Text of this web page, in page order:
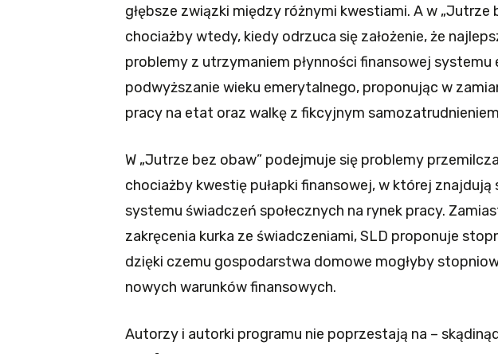
głębsze związki między różnymi kwestiami. A w „Jutrze
chociażby wtedy, kiedy odrzuca się założenie, że
problemy z utrzymaniem płynności finansowej systemu
podwyższanie wieku emerytalnego, proponując w
pracy na etat oraz walkę z fikcyjnym
W „Jutrze bez obaw” podejmuje się problemy
chociażby kwestię pułapki finansowej, w której
systemu świadczeń społecznych na rynek pracy.
zakręcenia kurka ze świadczeniami, SLD proponuje
dzięki czemu gospodarstwa domowe mogłyby
nowych warunków finansowych.
Autorzy i autorki programu nie poprzestają na –